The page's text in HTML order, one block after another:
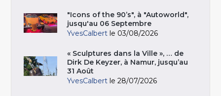
"Icons of the 90’s", à "Autoworld",
jusqu'au 06 Septembre
YvesCalbert le 03/08/2026
« Sculptures dans la Ville », … de
Dirk De Keyzer, à Namur, jusqu’au
31 Août
YvesCalbert le 28/07/2026